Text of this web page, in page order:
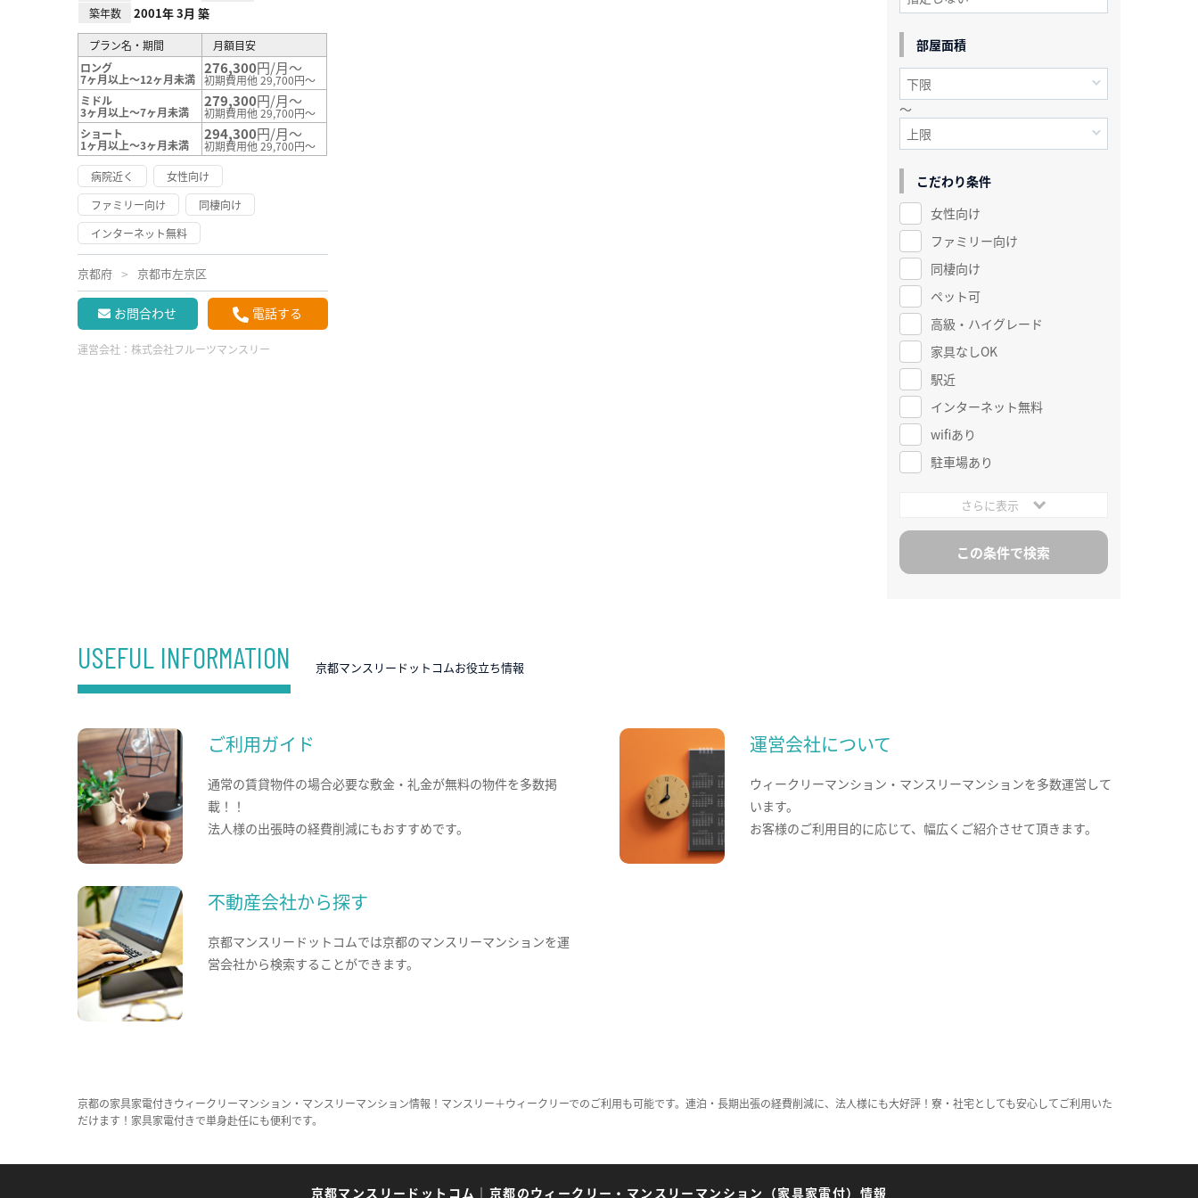
築年数 2001年 3月 築
プラン名・期間
月額目安
ロング
7ヶ月以上～12ヶ月未満
276,300円/月～
初期費用他 29,700円～
ミドル
3ヶ月以上～7ヶ月未満
279,300円/月～
初期費用他 29,700円～
ショート
1ヶ月以上～3ヶ月未満
294,300円/月～
初期費用他 29,700円～
病院近く
女性向け
ファミリー向け
同棲向け
インターネット無料
京都府 京都市左京区
お問合わせ 電話する
運営会社： 株式会社フルーツマンスリー
部屋面積
～
こだわり条件
女性向け
ファミリー向け
同棲向け
ペット可
高級・ハイグレード
家具なしOK
駅近
インターネット無料
wifiあり
駐車場あり
さらに表示
USEFUL INFORMATION 京都マンスリードットコムお役立ち情報
ご利用ガイド
通常の賃貸物件の場合必要な敷金・礼金が無料の物件を多数掲
載！！
法人様の出張時の経費削減にもおすすめです。
運営会社について
ウィークリーマンション・マンスリーマンションを多数運営して
います。
お客様のご利用目的に応じて、幅広くご紹介させて頂きます。
不動産会社から探す
京都マンスリードットコムでは京都のマンスリーマンションを運
営会社から検索することができます。
京都の家具家電付きウィークリーマンション・マンスリーマンション情報！マンスリー＋ウィークリーでのご利用も可能です。連泊・長期出張の経費削減に、法人様にも大好評！寮・社宅としても安心してご利用いた
だけます！家具家電付きで単身赴任にも便利です。
京都マンスリードットコム ｜ 京都のウィークリー・マンスリーマンション（家具家電付）情報